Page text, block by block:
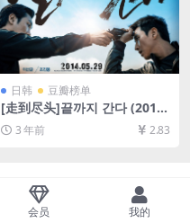
日韩 豆瓣榜单
[走到尽头]끝까지 간다 (2014)
[百度网盘+夸克网盘1080P超
清未删减资源][网盘在线播放/
3 年前 2.83
会员 我的